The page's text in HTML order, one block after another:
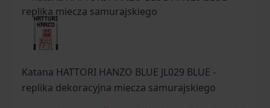
Katana HATTORI HANZO BLUE JL029 BLUE -
replika dekoracyjna miecza samurajskiego